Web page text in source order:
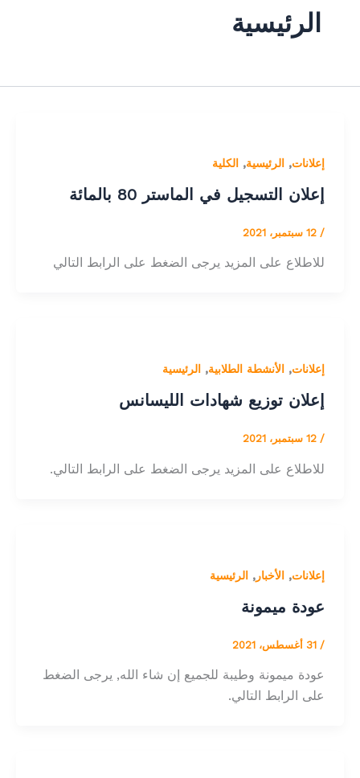
الرئيسية
إعلانات, الرئيسية, الكلية
إعلان التسجيل في الماستر 80 بالمائة
/ 12 سبتمبر، 2021
للاطلاع على المزيد يرجى الضغط على الرابط التالي
إعلانات, الأنشطة الطلابية, الرئيسية
إعلان توزيع شهادات الليسانس
/ 12 سبتمبر، 2021
للاطلاع على المزيد يرجى الضغط على الرابط التالي.
إعلانات, الأخبار , الرئيسية
عودة ميمونة
/ 31 أغسطس، 2021
عودة ميمونة وطيبة للجميع إن شاء الله, يرجى الضغط
على الرابط التالي.